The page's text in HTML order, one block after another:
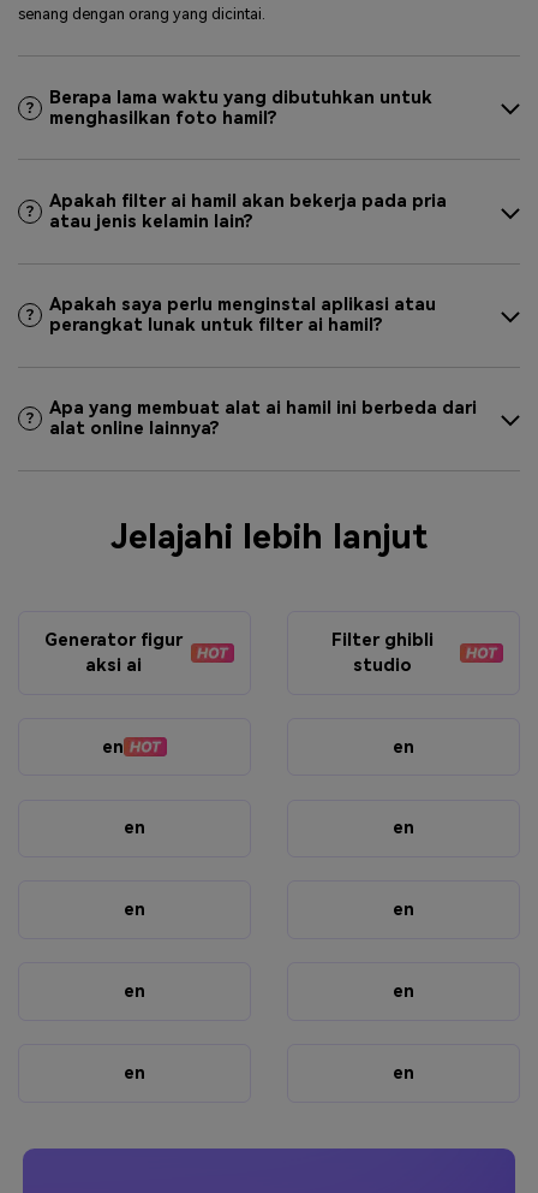
senang dengan orang yang dicintai.
Berapa lama waktu yang dibutuhkan untuk
menghasilkan foto hamil?
Apakah filter ai hamil akan bekerja pada pria
atau jenis kelamin lain?
Apakah saya perlu menginstal aplikasi atau
perangkat lunak untuk filter ai hamil?
Apa yang membuat alat ai hamil ini berbeda dari
alat online lainnya?
Jelajahi lebih lanjut
Generator figur
aksi ai
Filter ghibli
studio
en en
en en
en en
en en
en en